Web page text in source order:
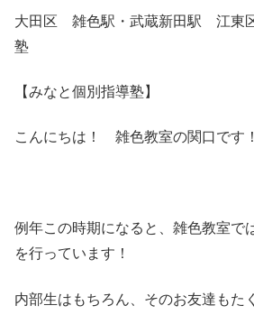
大田区 雑色駅・武蔵新田駅 江東
塾
【みなと個別指導塾】
こんにちは！ 雑色教室の関口です！
例年この時期になると、雑色教室で
を行っています！
内部生はもちろん、そのお友達もた